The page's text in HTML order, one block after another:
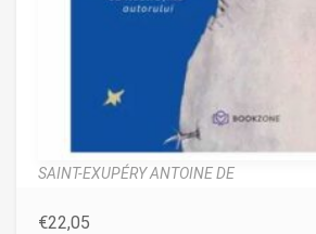
SAINT-EXUPÉRY ANTOINE DE
€22,05